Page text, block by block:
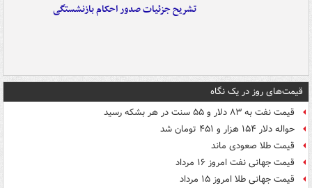
تشریح جزئیات صدور احکام بازنشستگی
قیمت‌های روز در یک نگاه
قیمت نفت به ۸۳ دلار و ۵۵ سنت در هر بشکه رسید
حواله دلار ۱۵۴ هزار و ۴۵۱ تومان شد
قیمت طلا صعودی ماند
قیمت جهانی نفت امروز ۱۶ مرداد
قیمت جهانی طلا امروز ۱۵ مرداد